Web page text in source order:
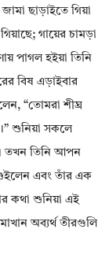
ছাড়াইতে গিয়া
গায়ের চামড়া
পাগল হইয়া তিনি
বিষ এড়াইবার
“তোমরা শীঘ্র
শুনিয়া সকলে
তখন তিনি আপন
শুইলেন এবং তাঁর এক
কথা শুনিয়া এই
অব্যর্থ তীরগুলি